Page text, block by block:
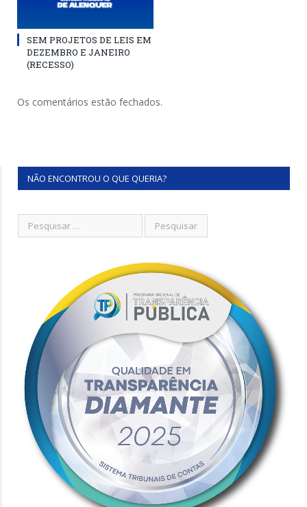
SEM PROJETOS DE LEIS EM
DEZEMBRO E JANEIRO
(RECESSO)
Os comentários estão fechados.
NÃO ENCONTROU O QUE QUERIA?